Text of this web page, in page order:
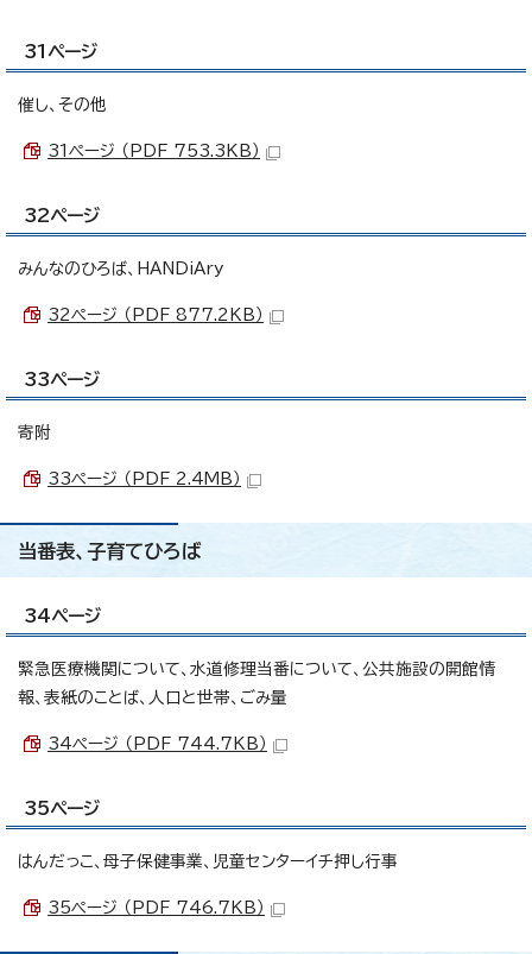
31ページ
催し、その他
31ページ （PDF 753.3KB）
32ページ
みんなのひろば、HANDiAry
32ページ （PDF 877.2KB）
33ページ
寄附
33ページ （PDF 2.4MB）
当番表、子育てひろば
34ページ
緊急医療機関について、水道修理当番について、公共施設の開館情
報、表紙のことば、人口と世帯、ごみ量
34ページ （PDF 744.7KB）
35ページ
はんだっこ、母子保健事業、児童センターイチ押し行事
35ページ （PDF 746.7KB）